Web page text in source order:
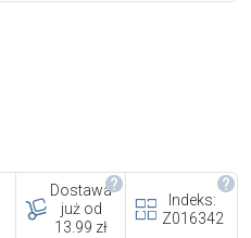
Dostawa
już od
13.99 zł
Indeks:
Z016342